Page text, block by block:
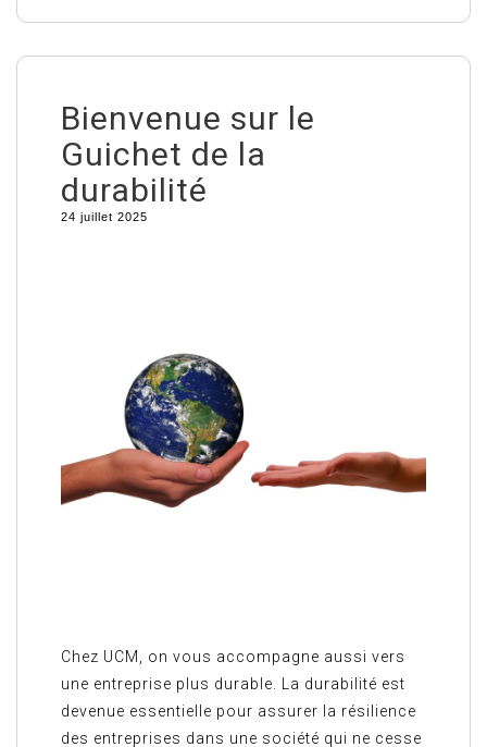
Bienvenue sur le
Guichet de la
durabilité
24 juillet 2025
Chez UCM, on vous accompagne aussi vers
une entreprise plus durable. La durabilité est
devenue essentielle pour assurer la résilience
des entreprises dans une société qui ne cesse